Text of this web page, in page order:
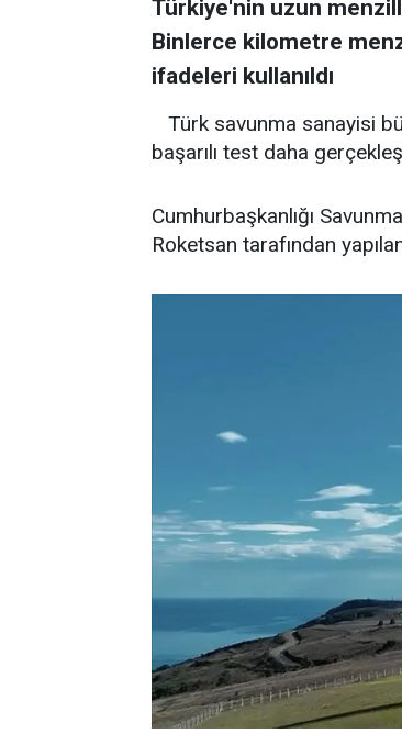
Türkiye'nin uzun
Binlerce kilometre
ifadeleri kullanıldı
Türk savunma sanayisi
başarılı test daha
Cumhurbaşkanlığı
Roketsan tarafından